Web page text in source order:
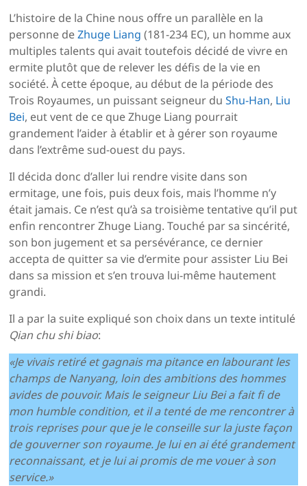
L’histoire de la Chine nous offre un parallèle en la
personne deZhuge Liang (181-234 EC), un homme aux
multiples talents qui avait toutefois décidé de vivre en
ermite plutôt que de relever les défis de la vie en
société. À cette époque, au début de la période des
Trois Royaumes, un puissant seigneur duShu-Han, Liu
Bei, eut vent de ce que Zhuge Liang pourrait
grandement l’aider à établir et à gérer son royaume
dans l’extrême sud-ouest du pays.
Il décida donc d’aller lui rendre visite dans son
ermitage, une fois, puis deux fois, mais l’homme n’y
était jamais. Ce n’est qu’à sa troisième tentative qu’il put
enfin rencontrer Zhuge Liang. Touché par sa sincérité,
son bon jugement et sa persévérance, ce dernier
accepta de quitter sa vie d’ermite pour assister Liu Bei
dans sa mission et s’en trouva lui-même hautement
grandi.
Il a par la suite expliqué son choix dans un texte intitulé
Qian chu shi biao:
«Je vivais retiré et gagnais ma pitance en labourant les
champs de Nanyang, loin des ambitions des hommes
avides de pouvoir. Mais le seigneur Liu Bei a fait fi de
mon humble condition, et il a tenté de me rencontrer à
trois reprises pour que je le conseille sur la juste façon
de gouverner son royaume. Je lui en ai été grandement
reconnaissant, et je lui ai promis de me vouer à son
service.»